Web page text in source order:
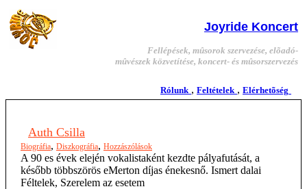
Joyride Koncert
Fellépések, mûsorok szervezése, elõadó-
mûvészek közvetítése, koncert- és mûsorszervezés
Rólunk , Feltételek , Elérhetõség
Auth Csilla
Biográfia, Diszkográfia, Hozzászólások
A 90 es évek elején vokalistaként kezdte pályafutását, a
később többszörös eMerton díjas énekesnő. Ismert dalai
Féltelek, Szerelem az esetem